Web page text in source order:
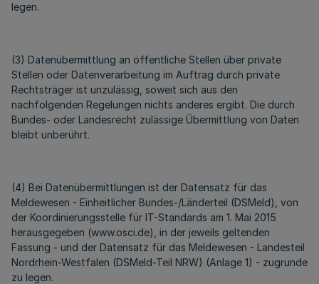
legen.
(3) Datenübermittlung an öffentliche Stellen über private
Stellen oder Datenverarbeitung im Auftrag durch private
Rechtsträger ist unzulässig, soweit sich aus den
nachfolgenden Regelungen nichts anderes ergibt. Die durch
Bundes- oder Landesrecht zulässige Übermittlung von Daten
bleibt unberührt.
(4) Bei Datenübermittlungen ist der Datensatz für das
Meldewesen - Einheitlicher Bundes-/Länderteil (DSMeld), von
der Koordinierungsstelle für IT-Standards am 1. Mai 2015
herausgegeben (www.osci.de), in der jeweils geltenden
Fassung - und der Datensatz für das Meldewesen - Landesteil
Nordrhein-Westfalen (DSMeld-Teil NRW) (Anlage 1) - zugrunde
zu legen.